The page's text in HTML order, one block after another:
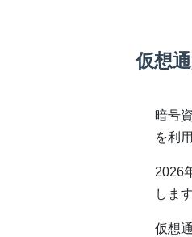
仮想
暗号
を利
2026
します
仮想